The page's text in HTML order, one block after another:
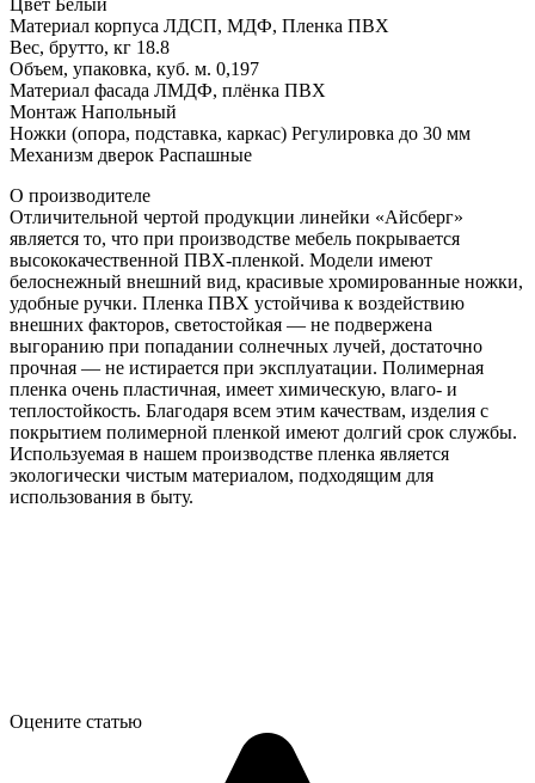
Материал корпуса ЛДСП, МДФ, Пленка ПВХ
Вес, брутто, кг 18.8
Объем, упаковка, куб. м. 0,197
Материал фасада ЛМДФ, плёнка ПВХ
Монтаж Напольный
Ножки (опора, подставка, каркас) Регулировка до 30 мм
Механизм дверок Распашные
О производителе
Отличительной чертой продукции линейки «Айсберг»
является то, что при производстве мебель покрывается
высококачественной ПВХ-пленкой. Модели имеют
белоснежный внешний вид, красивые хромированные ножки,
удобные ручки. Пленка ПВХ устойчива к воздействию
внешних факторов, светостойкая — не подвержена
выгоранию при попадании солнечных лучей, достаточно
прочная — не истирается при эксплуатации. Полимерная
пленка очень пластичная, имеет химическую, влаго- и
теплостойкость. Благодаря всем этим качествам, изделия с
покрытием полимерной пленкой имеют долгий срок службы.
Используемая в нашем производстве пленка является
экологически чистым материалом, подходящим для
использования в быту.
Оцените статью